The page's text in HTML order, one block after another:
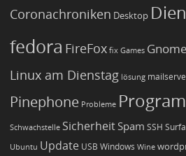
Coronachroniken Desktop
fedora FireFox fix Games Gnome
Linux am Dienstag lösung
Pinephone Probleme
Schwachstelle Sicherheit Spam SSH
Ubuntu Update USB Windows Wine